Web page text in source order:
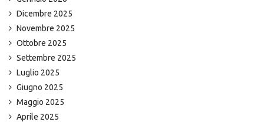
Dicembre 2025
Novembre 2025
Ottobre 2025
Settembre 2025
Luglio 2025
Giugno 2025
Maggio 2025
Aprile 2025